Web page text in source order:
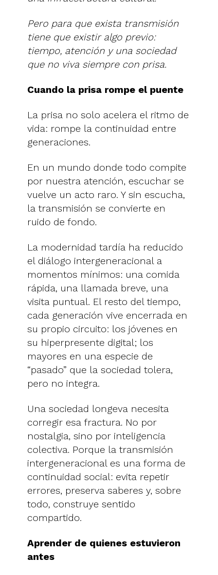
Pero para que exista transmisión
tiene que existir algo previo:
tiempo, atención y una sociedad
que no viva siempre con prisa.
Cuando la prisa rompe el puente
La prisa no solo acelera el ritmo de
vida: rompe la continuidad entre
generaciones.
En un mundo donde todo compite
por nuestra atención, escuchar se
vuelve un acto raro. Y sin escucha,
la transmisión se convierte en
ruido de fondo.
La modernidad tardía ha reducido
el diálogo intergeneracional a
momentos mínimos: una comida
rápida, una llamada breve, una
visita puntual. El resto del tiempo,
cada generación vive encerrada en
su propio circuito: los jóvenes en
su hiperpresente digital; los
mayores en una especie de
“pasado” que la sociedad tolera,
pero no integra.
Una sociedad longeva necesita
corregir esa fractura. No por
nostalgia, sino por inteligencia
colectiva. Porque la transmisión
intergeneracional es una forma de
continuidad social: evita repetir
errores, preserva saberes y, sobre
todo, construye sentido
compartido.
Aprender de quienes estuvieron
antes